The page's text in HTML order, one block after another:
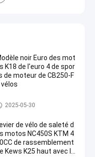
noir Euro des mot
K18 de l'euro 4 de spor
de moteur de CB250-F
vélos
4 motos
2025-05-30
de vélo de saleté d
motos NC450S KTM 4
de rassemblement
Kews K25 haut avec la